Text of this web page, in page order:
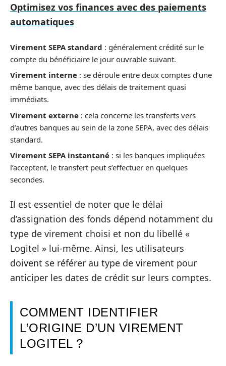
Optimisez vos finances avec des paiements
automatiques
Virement SEPA standard : généralement crédité sur le
compte du bénéficiaire le jour ouvrable suivant.
Virement interne : se déroule entre deux comptes d’une
même banque, avec des délais de traitement quasi
immédiats.
Virement externe : cela concerne les transferts vers
d’autres banques au sein de la zone SEPA, avec des délais
standard.
Virement SEPA instantané : si les banques impliquées
l’acceptent, le transfert peut s’effectuer en quelques
secondes.
Il est essentiel de noter que le délai
d’assignation des fonds dépend notamment du
type de virement choisi et non du libellé «
Logitel » lui-même. Ainsi, les utilisateurs
doivent se référer au type de virement pour
anticiper les dates de crédit sur leurs comptes.
COMMENT IDENTIFIER
L’ORIGINE D’UN VIREMENT
LOGITEL ?